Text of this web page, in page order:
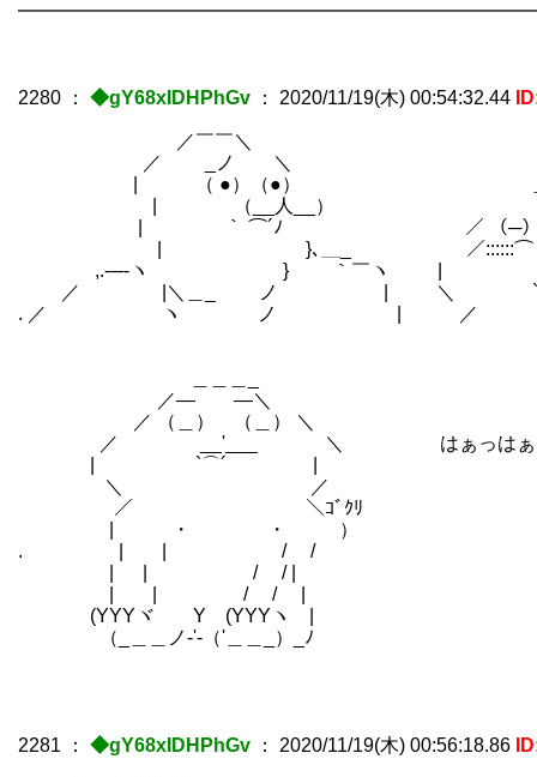
2280 ： ◆gY68xIDHPhGv ： 2020/11/19(木) 00:54:32.44
／￣￣＼
／ _ノ ＼ 前ヴィヴィオ
| （ ●）（●） ＿＿
| （__人__） ／＼
| ｀ ⌒´ﾉ ／ （─） （─
| }､＿_ ／::::::⌒（__人__）
,.-─‐ヽ } ｀￣ヽ |
／ |＼＿_ ノ | ＼ `ー'´
. ／ ヽ ノ | ／
／― ―＼
／ （＿） （＿） ＼
／ __'___ ＼ はぁっはぁ
| `⌒´ |
＼ ／
／ ＼ｺﾞｸﾘ
| ・ ・ ）
. | | / /
| | / / |
| | / / |
(YYYヾ Y (YYYヽ |
（_＿＿ノ-'-（'＿＿_）_ﾉ
2281 ： ◆gY68xIDHPhGv ： 2020/11/19(木) 00:56:18.86